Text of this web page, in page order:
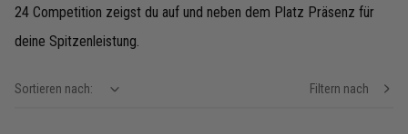
24 Competition zeigst du auf und neben dem Platz Präsenz für
deine Spitzenleistung.
Sortieren nach: show filteroptions Filtern nach